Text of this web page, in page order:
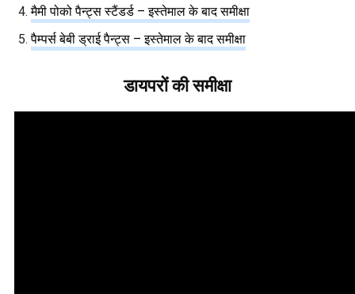
मैमी पोको पैन्ट्स स्टैंडर्ड – इस्तेमाल के बाद समीक्षा
पैम्पर्स बेबी ड्राई पैन्ट्स – इस्तेमाल के बाद समीक्षा
डायपरों की समीक्षा